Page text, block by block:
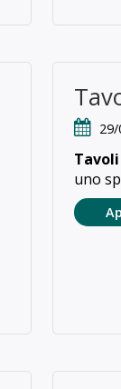
uno